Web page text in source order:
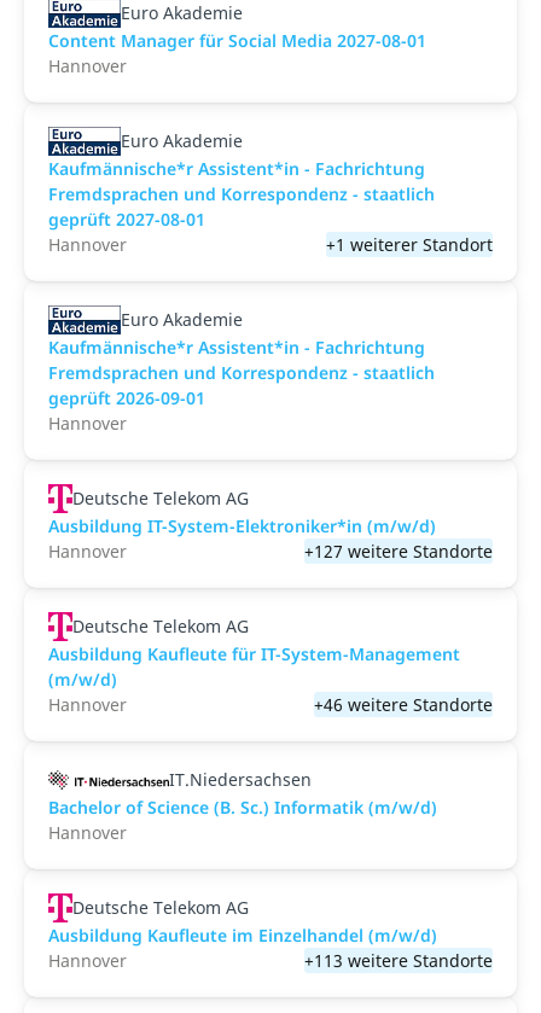
Euro Akademie
Content Manager für Social Media 2027-08-01
Hannover
Euro Akademie
Kaufmännische*r Assistent*in - Fachrichtung
Fremdsprachen und Korrespondenz - staatlich
geprüft 2027-08-01
Hannover
+1 weiterer Standort
Euro Akademie
Kaufmännische*r Assistent*in - Fachrichtung
Fremdsprachen und Korrespondenz - staatlich
geprüft 2026-09-01
Hannover
Deutsche Telekom AG
Ausbildung IT-System-Elektroniker*in (m/w/d)
Hannover
+127 weitere Standorte
Deutsche Telekom AG
Ausbildung Kaufleute für IT-System-Management
(m/w/d)
Hannover
+46 weitere Standorte
IT.Niedersachsen
Bachelor of Science (B. Sc.) Informatik (m/w/d)
Hannover
Deutsche Telekom AG
Ausbildung Kaufleute im Einzelhandel (m/w/d)
Hannover
+113 weitere Standorte